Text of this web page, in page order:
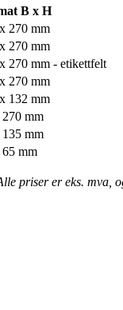
B x H
270 mm
270 mm
270 mm - etikettfelt
270 mm
132 mm
mm
mm
mm
priser er eks. mva,